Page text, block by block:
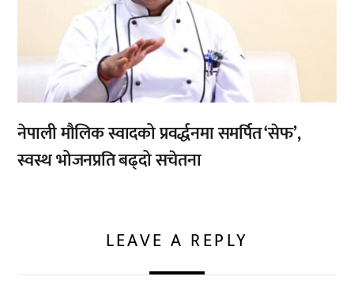
नेपाली मौलिक स्वादको प्रवर्द्धनमा समर्पित ‘सेफ’,
स्वस्थ भोजनप्रति बढ्दो सचेतना
LEAVE A REPLY